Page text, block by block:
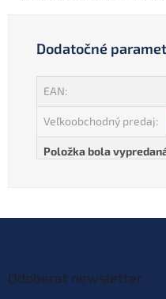
Dodatočné
EAN:
Veľkoobchodný predaj:
Položka bola
Odoberať newsletter